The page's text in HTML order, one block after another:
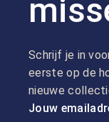
Schrijf je in
eerste op de
nieuwe
Jouw